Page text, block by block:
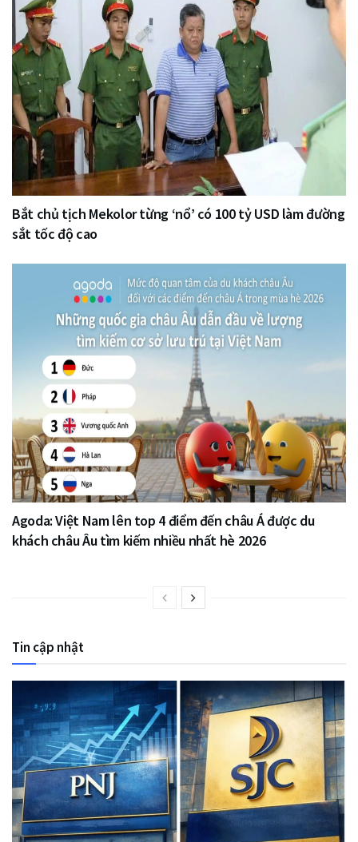
Bắt chủ tịch Mekolor từng ‘nổ’ có 100 tỷ USD làm đường
sắt tốc độ cao
Agoda: Việt Nam lên top 4 điểm đến châu Á được du
khách châu Âu tìm kiếm nhiều nhất hè 2026
Tin cập nhật